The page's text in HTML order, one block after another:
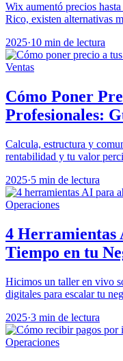
Wix aumentó precios
Rico, existen alternativas
2025·10 min de lectura
Ventas
Cómo Poner
Profesionales:
Calcula, estructura y
rentabilidad y tu valor
2025·5 min de lectura
Operaciones
4 Herramientas
Tiempo en tu
Hicimos un taller en vivo
digitales para escalar tu
2025·3 min de lectura
Operaciones